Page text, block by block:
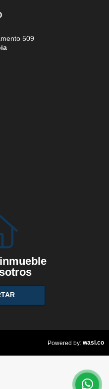
509
Powered by: wasi.co